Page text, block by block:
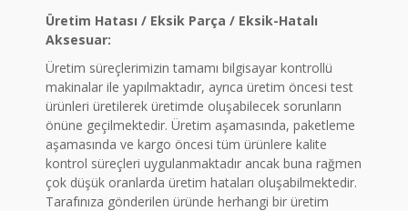
Üretim Hatası / Eksik Parça / Eksik-Hatalı
Aksesuar:
Üretim süreçlerimizin tamamı bilgisayar kontrollü
makinalar ile yapılmaktadır, ayrıca üretim öncesi test
ürünleri üretilerek üretimde oluşabilecek sorunların
önüne geçilmektedir. Üretim aşamasında, paketleme
aşamasında ve kargo öncesi tüm ürünlere kalite
kontrol süreçleri uygulanmaktadır ancak buna rağmen
çok düşük oranlarda üretim hataları oluşabilmektedir.
Tarafınıza gönderilen üründe herhangi bir üretim